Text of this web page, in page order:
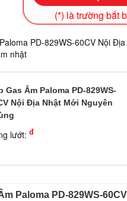
(*) là trường bắt
PD-829WS-60CV Nội
nhật
Gas Âm Paloma PD-829WS-
Nội Địa Nhật Mới Nguyên
lướt: đ
Paloma PD-829WS-